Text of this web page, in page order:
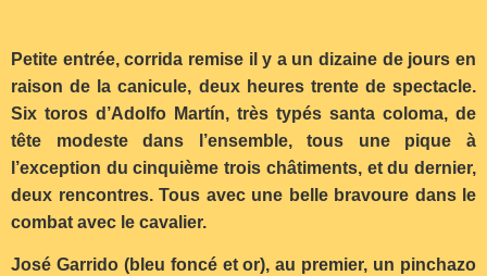
Petite entrée, corrida remise il y a un dizaine de jours en
raison de la canicule, deux heures trente de spectacle.
Six toros d’Adolfo Martín, très typés santa coloma, de
tête modeste dans l’ensemble, tous une pique à
l’exception du cinquième trois châtiments, et du dernier,
deux rencontres. Tous avec une belle bravoure dans le
combat avec le cavalier.
José Garrido (bleu foncé et or), au premier, un pinchazo